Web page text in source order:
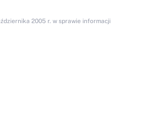
2005 r. w sprawie informacji